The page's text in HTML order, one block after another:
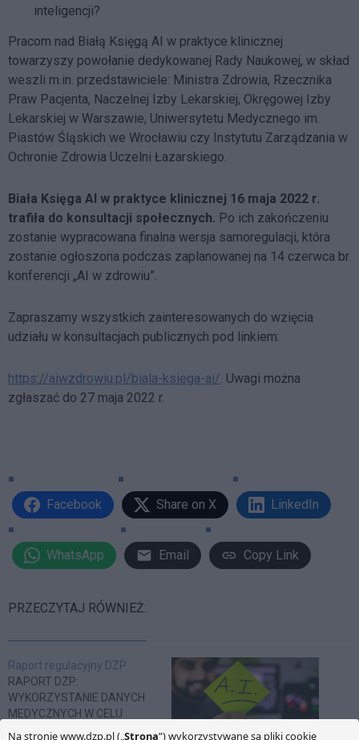
inteligencji?
Pracom nad Białą Księgą AI w praktyce klinicznej
towarzyszy powołanie dedykowanej Rady Naukowej, w skład
weszli m.in. przedstawiciele: Ministra Zdrowia, Rzecznika
Praw Pacjenta, Naczelnej Izby Lekarskiej, Okręgowej Izby
Lekarskiej w Warszawie, Uniwersytetu Medycznego im.
Piastów Śląskich we Wrocławiu czy Instytutu Zarządzania w
Ochronie Zdrowia Uczelni Łazarskiego.
Biała Księga AI w praktyce klinicznej 16 maja 2022 r.
trafiła do konsultacji społecznych. Po ich zakończeniu
zostanie wypracowana finalna wersja samoregulacji, która
zostanie ogłoszona podczas zaplanowanej na 14 czerwca br.
konferencji „AI w zdrowiu”.
Zapraszamy wszystkich zainteresowanych do wzięcia
udziału w konsultacjach publicznych pod linkiem:
https://aiwzdrowiu.pl/biala-ksiega-ai/. Uwagi można
zgłaszać do 27 maja 2022 r.
Facebook Share on X LinkedIn
WhatsApp Email Copy Link
PRZECZYTAJ RÓWNIEŻ:
Raport regulacyjny DZP
RAPORT DZP:
WYKORZYSTANIE DANYCH
MEDYCZNYCH W CELU
ROZWOJU AI W POLSCE I W